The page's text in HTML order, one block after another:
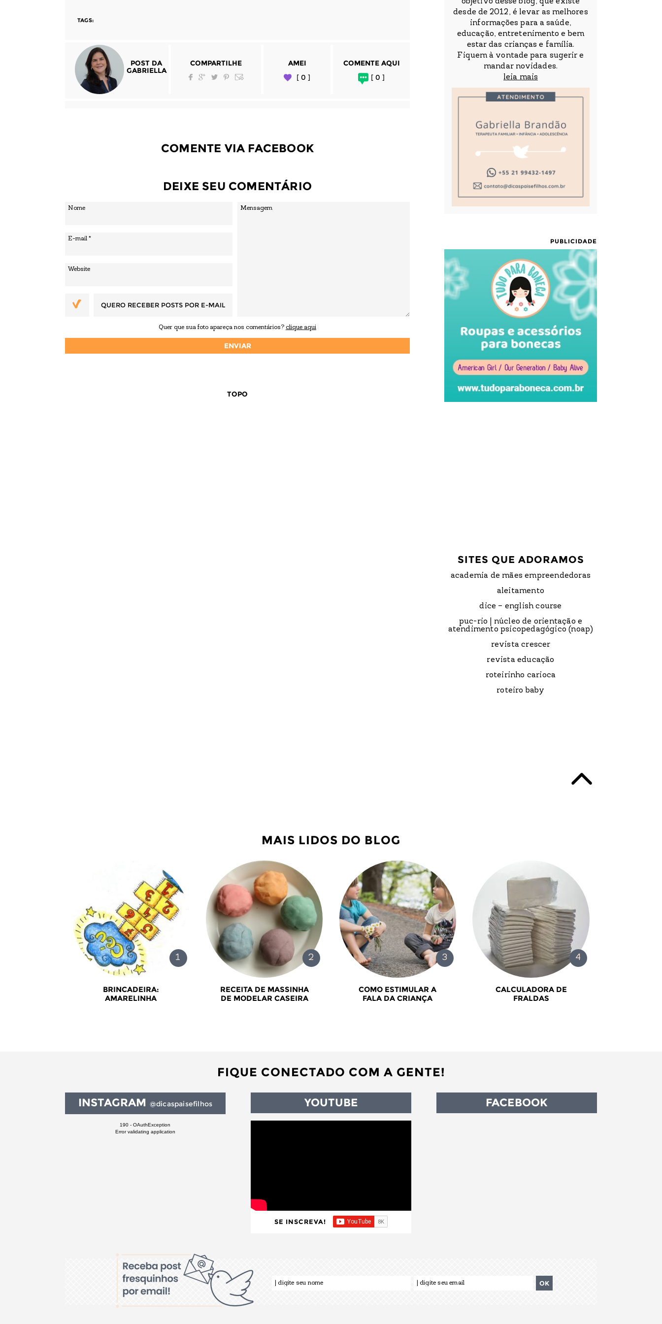
TAGS:
POST DA
GABRIELLA
COMPARTILHE
AMEI
[ 0 ]
COMENTE AQUI
[ 0 ]
COMENTE VIA FACEBOOK
DEIXE SEU COMENTÁRIO
QUERO RECEBER POSTS POR E-MAIL
Quer que sua foto apareça nos comentários? clique aqui
TOPO
desde de 2012, é levar as melhores
informações para a saúde,
educação, entretenimento e bem
estar das crianças e família.
Fiquem à vontade para sugerir e
mandar novidades.
leia mais
PUBLICIDADE
SITES QUE ADORAMOS
academia de mães empreendedoras
aleitamento
dice – english course
puc-rio | núcleo de orientação e
atendimento psicopedagógico (noap)
revista crescer
revista educação
roteirinho carioca
roteiro baby
MAIS LIDOS DO BLOG
BRINCADEIRA:
AMARELINHA
RECEITA DE MASSINHA
DE MODELAR CASEIRA
COMO ESTIMULAR A
FALA DA CRIANÇA
CALCULADORA DE
FRALDAS
FIQUE CONECTADO COM A GENTE!
INSTAGRAM @dicaspaisefilhos
190 - OAuthException
Error validating application
YOUTUBE
SE INSCREVA!
FACEBOOK